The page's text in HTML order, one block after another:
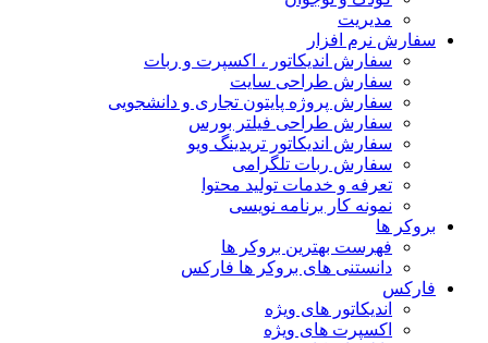
مدیریت
سفارش نرم افزار
سفارش اندیکاتور ، اکسپرت و ربات
سفارش طراحی سایت
سفارش پروژه پایتون تجاری و دانشجویی
سفارش طراحی فیلتر بورس
سفارش اندیکاتور تریدینگ ویو
سفارش ربات تلگرامی
تعرفه و خدمات تولید محتوا
نمونه کار برنامه نویسی
بروکر ها
فهرست بهترین بروکر ها
دانستنی های بروکر ها فارکس
فارکس
اندیکاتور های ویژه
اکسپرت های ویژه